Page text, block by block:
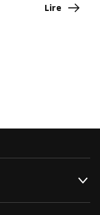
Lire